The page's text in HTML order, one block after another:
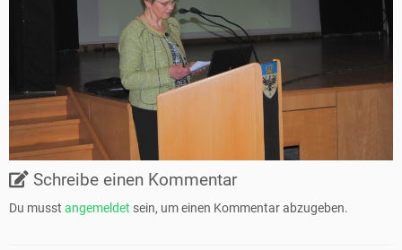
Schreibe einen Kommentar
Du musst angemeldet sein, um einen Kommentar abzugeben.